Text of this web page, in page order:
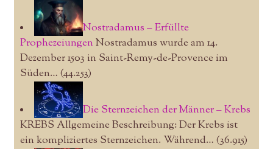
Nostradamus – Erfüllte
ProphezeiungenNostradamus wurde am 14.
Dezember 1503 in Saint-Remy-de-Provence im
Süden… (44.253)
Die Sternzeichen der Männer – Krebs
KREBS Allgemeine Beschreibung: Der Krebs ist
ein kompliziertes Sternzeichen. Während… (36.915)